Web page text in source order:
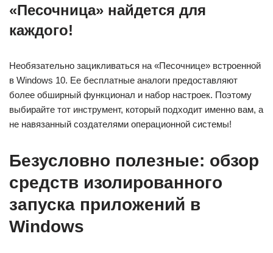
«Песочница» найдется для
каждого!
Необязательно зацикливаться на «Песочнице» встроенной
в Windows 10. Ее бесплатные аналоги предоставляют
более обширный функционал и набор настроек. Поэтому
выбирайте тот инструмент, который подходит именно вам, а
не навязанный создателями операционной системы!
Безусловно полезные: обзор
средств изолированного
запуска приложений в
Windows